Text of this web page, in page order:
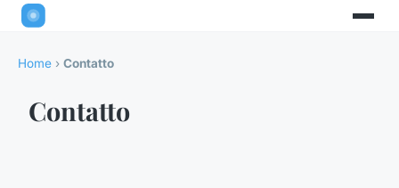
Home › Contatto
Contatto